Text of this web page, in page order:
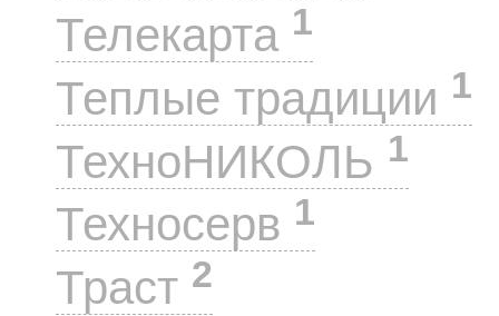
Телекарта 1
Теплые традиции 1
ТехноНИКОЛЬ 1
Техносерв 1
Траст 2